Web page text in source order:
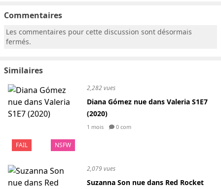
Commentaires
Les commentaires pour cette discussion sont désormais
fermés.
Similaires
FAIL NSFW
2,282 vues
Diana Gómez nue dans Valeria S1E7
(2020)
1 mois 0 com
2,079 vues
Suzanna Son nue dans Red Rocket